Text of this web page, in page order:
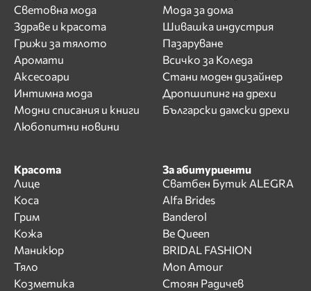
Световна мода
Здраве и красота
Грижи за тялото
Аромати
Аксесоари
Интимна мода
Модни списания и книги
Любопитни новини
Мода за дома
Шивашка индустрия
Пазаруване
Всичко за Коледа
Стани моден дизайнер
Дропшипинг на дрехи
Български дамски дрехи
Красота
Лице
Коса
Грим
Кожа
Маникюр
Тяло
Козметика
За абитуриенти
Сватбен Бутик ALEGRA
Alfa Brides
Banderol
Be Queen
BRIDAL FASHION
Mon Amour
Стоян Радичев